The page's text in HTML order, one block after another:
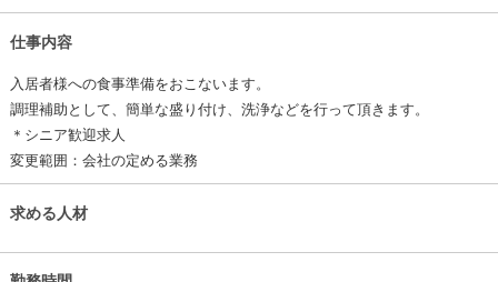
仕事内容
入居者様への食事準備をおこないます。
調理補助として、簡単な盛り付け、洗浄などを行って頂きます。
＊シニア歓迎求人
変更範囲：会社の定める業務
求める人材